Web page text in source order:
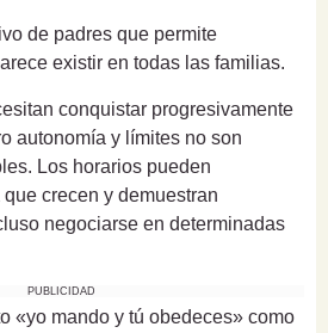
de padres que permite
existir en todas las familias.
conquistar progresivamente
autonomía y límites no son
Los horarios pueden
crecen y demuestran
negociarse en determinadas
PUBLICIDAD
«yo mando y tú obedeces» como